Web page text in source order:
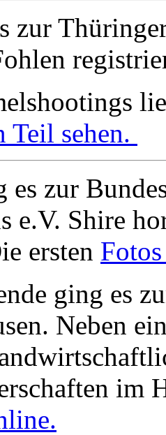
zur
Teil sehen.
es zur
e.V. Shire
ersten
ging es
Neben
im